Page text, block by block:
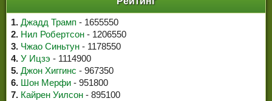
1. Джадд Трамп - 1655550
2. Нил Робертсон - 1206550
3. Чжао Синьтун - 1178550
4. У Ицзэ - 1114900
5. Джон Хиггинс - 967350
6. Шон Мерфи - 951800
7. Кайрен Уилсон - 895100